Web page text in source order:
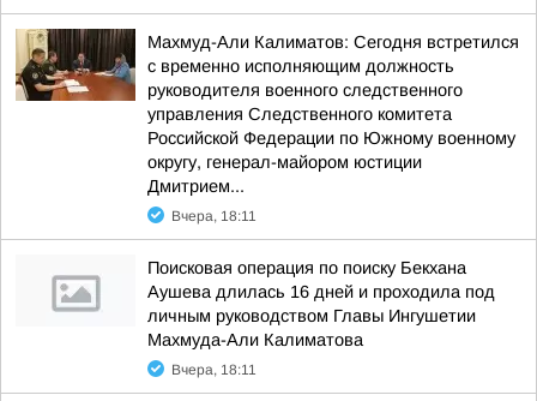
Махмуд-Али Калиматов: Сегодня встретился
с временно исполняющим должность
руководителя военного следственного
управления Следственного комитета
Российской Федерации по Южному военному
округу, генерал-майором юстиции
Дмитрием...
Вчера, 18:11
Поисковая операция по поиску Бекхана
Аушева длилась 16 дней и проходила под
личным руководством Главы Ингушетии
Махмуда-Али Калиматова
Вчера, 18:11